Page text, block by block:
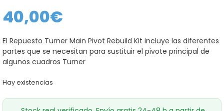
40,00€
El Repuesto Turner Main Pivot Rebuild Kit incluye las diferentes
partes que se necesitan para sustituir el pivote principal de
algunos cuadros Turner
Hay existencias